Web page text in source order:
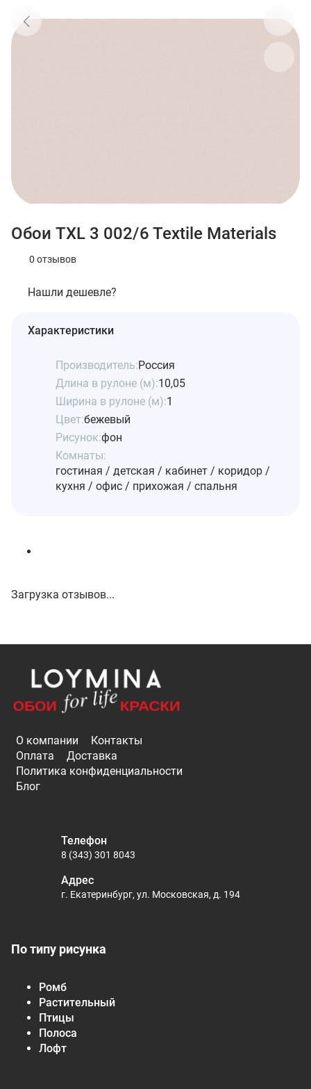
Обои TXL 3 002/6 Textile Materials
0 отзывов
Нашли дешевле?
Характеристики
Производитель:Россия
Длина в рулоне (м):10,05
Ширина в рулоне (м):1
Цвет:бежевый
Рисунок:фон
Комнаты:
гостиная / детская / кабинет / коридор /
кухня / офис / прихожая / спальня
Загрузка отзывов...
О компании
Контакты
Оплата
Доставка
Политика конфиденциальности
Блог
По типу рисунка
Ромб
Растительный
Птицы
Полоса
Лофт
Телефон
8 (343) 301 8043
Адрес
г. Екатеринбург, ул. Московская, д. 194